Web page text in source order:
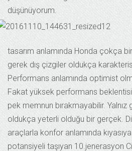
düşünüyorum.
tasarım anlamında Honda çokça
gerek dış çizgiler oldukça
Performans anlamında optimist
Fakat yüksek performans
pek memnun bırakmayabilir. Yalnız
oldukça yeterli olduğu bir gerçek.
araçlarla konfor anlamında
potansiyeli taşıyan 10.jenerasyon